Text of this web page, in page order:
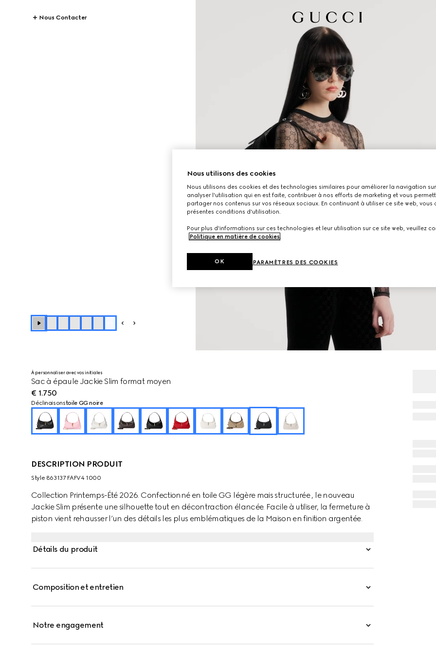
Nous Contacter
À personnaliser avec vos initiales
Sac à épaule Jackie Slim format moyen
€ 1.750
Déclinaisonstoile GG noire
DESCRIPTION PRODUIT
Style ‎863137 FAFV4 1000
Collection Printemps-Été 2026. Confectionné en toile GG légère mais structurée , le nouveau
Jackie Slim présente une silhouette tout en décontraction élancée. Facile à utiliser, la fermeture à
piston vient rehausser l’un des détails les plus emblématiques de la Maison en finition argentée.
Détails du produit
Composition et entretien
Notre engagement
Nous utilisons des cookies
Nous utilisons des cookies et des technologies similaires pour améliorer la navigation sur
analyser l'utilisation qui en est faite, contribuer à nos efforts de marketing et vous
partager nos contenus sur vos réseaux sociaux. En continuant à utiliser ce site web, vous
présentes conditions d'utilisation.
Pour plus d'informations sur ces technologies et leur utilisation sur ce site web, veuillez
Politique en matière de cookies.
PARAMÈTRES DES COOKIES
OK